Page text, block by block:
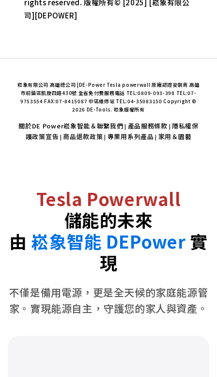
司][DEPOWER]
崧象有限公司 高雄總公司 |DE-Power Tesla powerwall 原廠認證安裝商 高雄
市前鎮區凱旋四路430號 全省免付費服務電話 TEL:0809-093-398 TEL:07-
9753554 FAX:07-8415087 中區維修站 TEL:04-35083150 Copyright ©
2026 DE-Tools. 崧象版權所有
關於DE Power崧象智能＆聯繫我們 | 產品服務條款 | 隱私權保
護政策宣告 | 商品退款政策 | 專業用系列產品 | 家用＆園藝
Tesla Powerwall
儲能的未來
由 崧象智能 DEPower實
現
不僅是備用電源，更是全天候的家庭能源管
家。實現能源自主，守護您的家人與資產。